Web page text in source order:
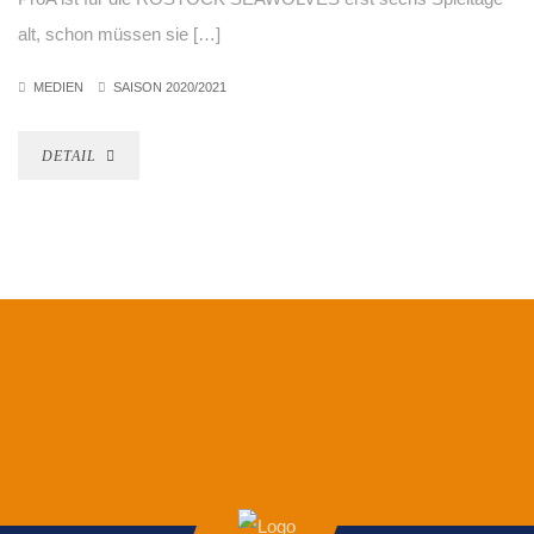
alt, schon müssen sie […]
MEDIEN SAISON 2020/2021
DETAIL